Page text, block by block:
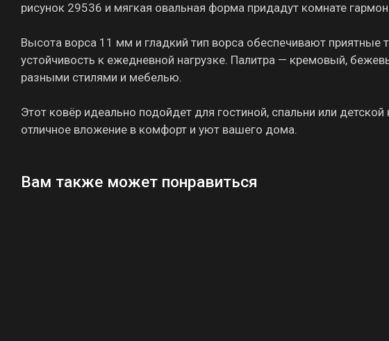
рисунок 29536 и мягкая овальная форма придадут комнате
Высота ворса 11 мм и гладкий тип ворса обеспечивают приятные
устойчивость к ежедневной нагрузке. Палитра — кремовый,
разными стилями и мебелью.
Этот ковёр идеально подойдет для гостиной, спальни или
отличное вложение в комфорт и уют вашего дома.
Вам также может понравиться